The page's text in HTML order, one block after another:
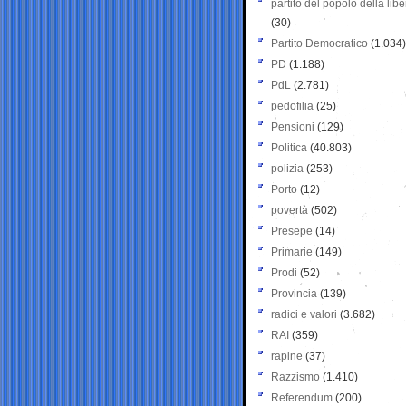
partito del popolo della
(30)
Partito Democratico (1.034)
PD (1.188)
PdL (2.781)
pedofilia (25)
Pensioni (129)
Politica (40.803)
polizia (253)
Porto (12)
povertà (502)
Presepe (14)
Primarie (149)
Prodi (52)
Provincia (139)
radici e valori (3.682)
RAI (359)
rapine (37)
Razzismo (1.410)
Referendum (200)